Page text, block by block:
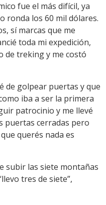
fue el más difícil, ya
ronda los 60 mil dólares.
sí marcas que me
toda mi expedición,
de treking y me costó
de golpear puertas y que
iba a ser la primera
patrocinio y me llevé
puertas cerradas pero
querés nada es
subir las siete montañas
tres de siete”,